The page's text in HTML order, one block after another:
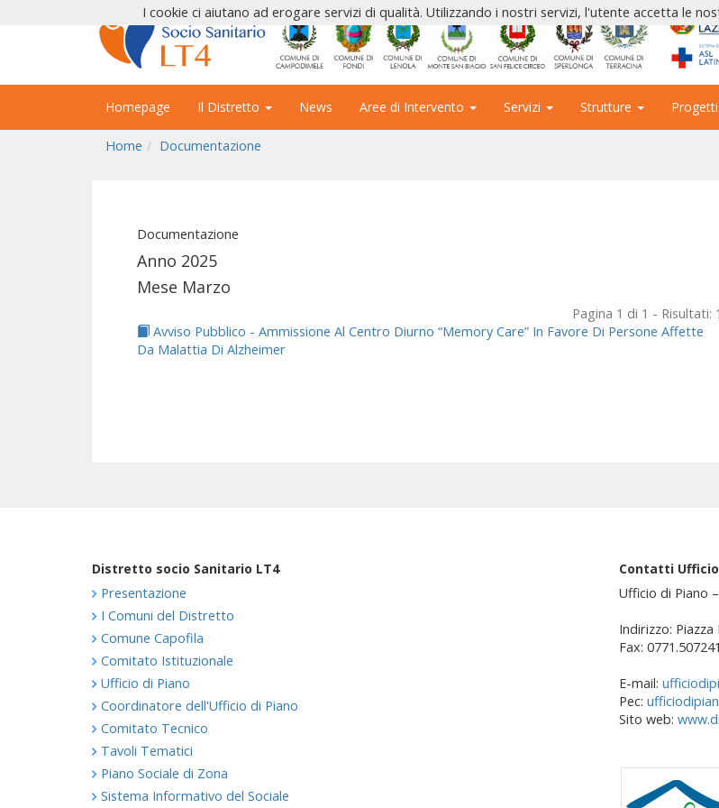
Homepage Il Distretto News Aree di Intervento Servizi Strutture Progetti
Home Documentazione
Documentazione
Anno 2025
Mese Marzo
Pagina 1 di 1 - Risultati: 1
Avviso Pubblico - Ammissione Al Centro Diurno “Memory Care” In Favore Di Persone Affette
Da Malattia Di Alzheimer
Distretto socio Sanitario LT4
Presentazione
I Comuni del Distretto
Comune Capofila
Comitato Istituzionale
Ufficio di Piano
Coordinatore dell'Ufficio di Piano
Comitato Tecnico
Tavoli Tematici
Piano Sociale di Zona
Sistema Informativo del Sociale
Contatti
Ufficio di Piano
Indirizzo:
Fax: 0771.507241
E-mail:
Pec:
Sito web:
I cookie ci aiutano ad erogare servizi di qualità. Utilizzando i nostri servizi, l'utente accetta le